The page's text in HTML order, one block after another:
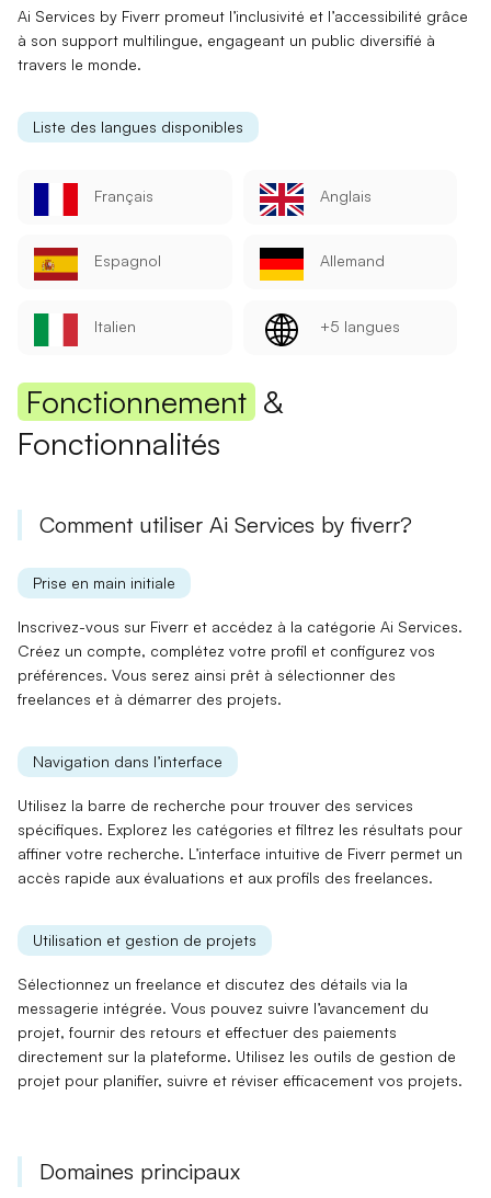
Ai Services by Fiverr promeut l’inclusivité et l’accessibilité grâce
à son support multilingue, engageant un public diversifié à
travers le monde.
Liste des langues disponibles
Français Anglais
Espagnol Allemand
Italien +5 langues
Fonctionnement &
Fonctionnalités
Comment utiliser Ai Services by fiverr?
Prise en main initiale
Inscrivez-vous sur Fiverr et accédez à la catégorieAi Services.
Créez un compte, complétez votre profil et configurez vos
préférences. Vous serez ainsi prêt à sélectionner des
freelances et à démarrer des projets.
Navigation dans l’interface
Utilisez la barre de recherche pour trouver des services
spécifiques. Explorez les catégories et filtrez les résultats pour
affiner votre recherche. L’interface intuitive de Fiverr permet un
accès rapide aux évaluations et aux profils des freelances.
Utilisation et gestion de projets
Sélectionnez unfreelance et discutez des détails via la
messagerie intégrée. Vous pouvez suivre l’avancement du
projet, fournir des retours et effectuer des paiements
directement sur la plateforme. Utilisez les outils de gestion de
projet pour planifier, suivre et réviser efficacement vos projets.
Domaines principaux